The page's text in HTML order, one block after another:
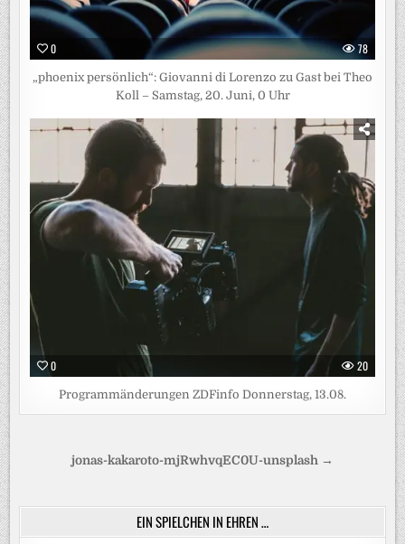
0 78
„phoenix persönlich“: Giovanni di Lorenzo zu Gast bei Theo
Koll – Samstag, 20. Juni, 0 Uhr
0 20
Programmänderungen ZDFinfo Donnerstag, 13.08.
Beitragsnavigation
jonas-kakaroto-mjRwhvqEC0U-unsplash →
EIN SPIELCHEN IN EHREN …